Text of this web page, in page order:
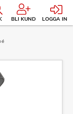
BLI KUND LOGGA IN